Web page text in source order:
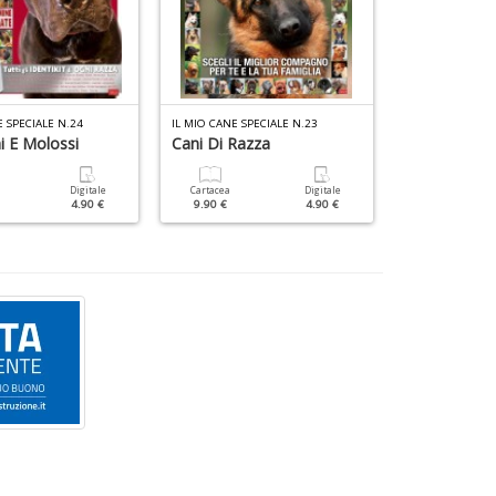
SPECIALE N.24
E Molossi
Digitale
4.90 €
IL MIO CANE SPECIALE N.23
Cani Di Razza
Cartacea
9.90 €
Digitale
4.90 €